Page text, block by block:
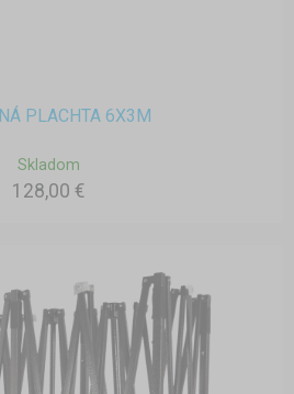
PLACHTA 6X3M
Skladom
128,00 €